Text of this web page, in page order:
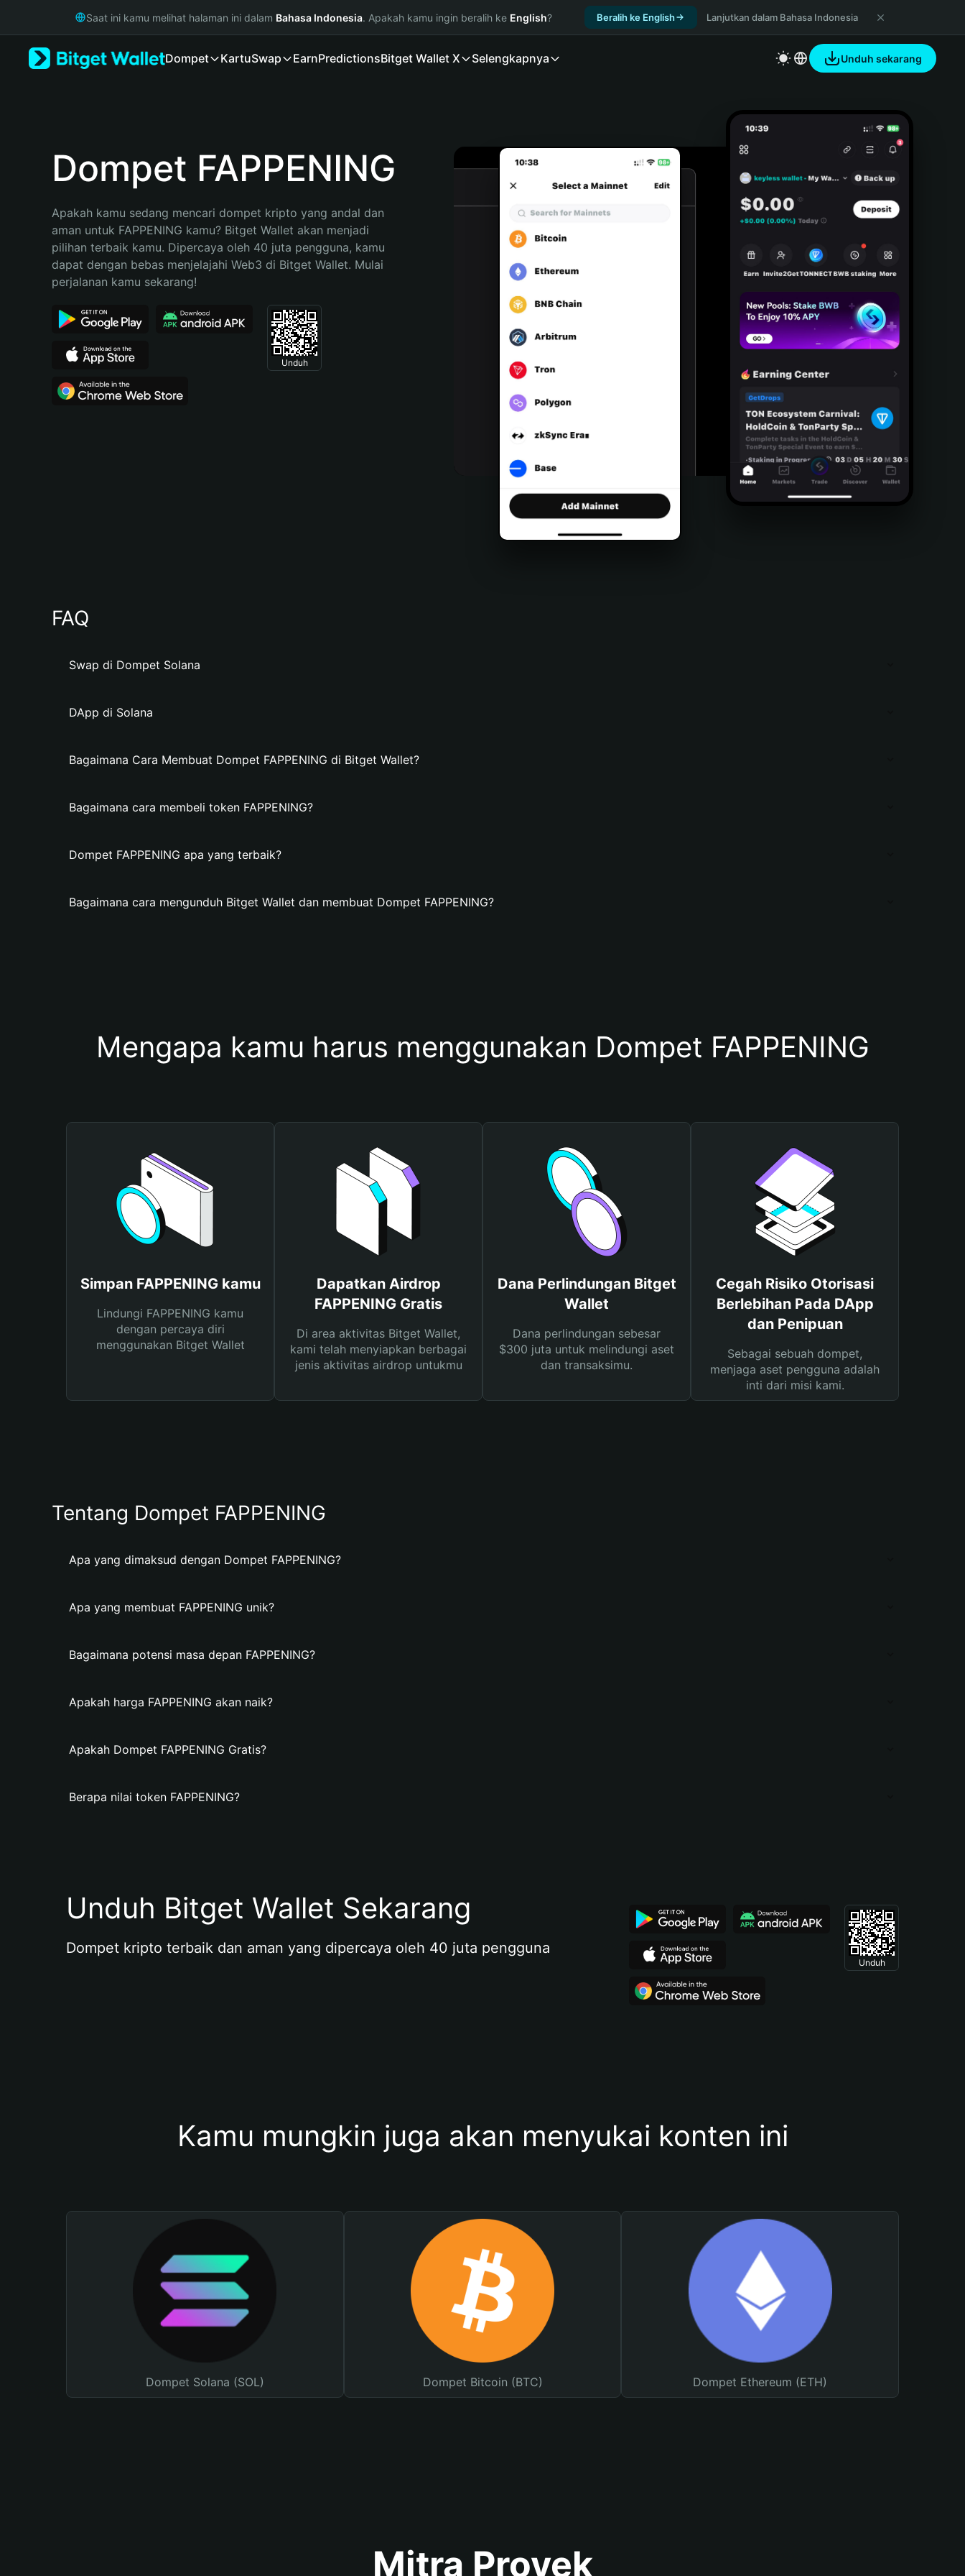
Русский
Bahasa Indonesia
Español (Argentina)
Saat ini kamu melihat halaman ini dalam Bahasa Indonesia. Apakah kamu ingin beralih ke English? Beralih ke English Lanjutkan dalam Bahasa Indonesia
Dompet KartuSwap EarnPredictionsBitget Wallet X Selengkapnya Unduh sekarang
Dompet FAPPENING
Apakah kamu sedang mencari dompet kripto yang andal dan
aman untuk FAPPENING kamu? Bitget Wallet akan menjadi
pilihan terbaik kamu. Dipercaya oleh 40 juta pengguna, kamu
dapat dengan bebas menjelajahi Web3 di Bitget Wallet. Mulai
perjalanan kamu sekarang!
Unduh
FAQ
Swap di Dompet Solana
DApp di Solana
Bagaimana Cara Membuat Dompet FAPPENING di Bitget Wallet?
Bagaimana cara membeli token FAPPENING?
Dompet FAPPENING apa yang terbaik?
Bagaimana cara mengunduh Bitget Wallet dan membuat Dompet FAPPENING?
Mengapa kamu harus menggunakan Dompet FAPPENING
Simpan FAPPENING kamu
Lindungi FAPPENING kamu
dengan percaya diri
menggunakan Bitget Wallet
Dapatkan Airdrop
FAPPENING Gratis
Di area aktivitas Bitget Wallet,
kami telah menyiapkan berbagai
jenis aktivitas airdrop untukmu
Dana Perlindungan Bitget
Wallet
Dana perlindungan sebesar
$300 juta untuk melindungi aset
dan transaksimu.
Cegah Risiko Otorisasi
Berlebihan Pada DApp
dan Penipuan
Sebagai sebuah dompet,
menjaga aset pengguna adalah
inti dari misi kami.
Tentang Dompet FAPPENING
Apa yang dimaksud dengan Dompet FAPPENING?
Apa yang membuat FAPPENING unik?
Bagaimana potensi masa depan FAPPENING?
Apakah harga FAPPENING akan naik?
Apakah Dompet FAPPENING Gratis?
Berapa nilai token FAPPENING?
Unduh Bitget Wallet Sekarang
Dompet kripto terbaik dan aman yang dipercaya oleh 40 juta pengguna
Unduh
Kamu mungkin juga akan menyukai konten ini
Dompet Solana (SOL) Dompet Bitcoin (BTC) Dompet Ethereum (ETH)
Mitra Proyek